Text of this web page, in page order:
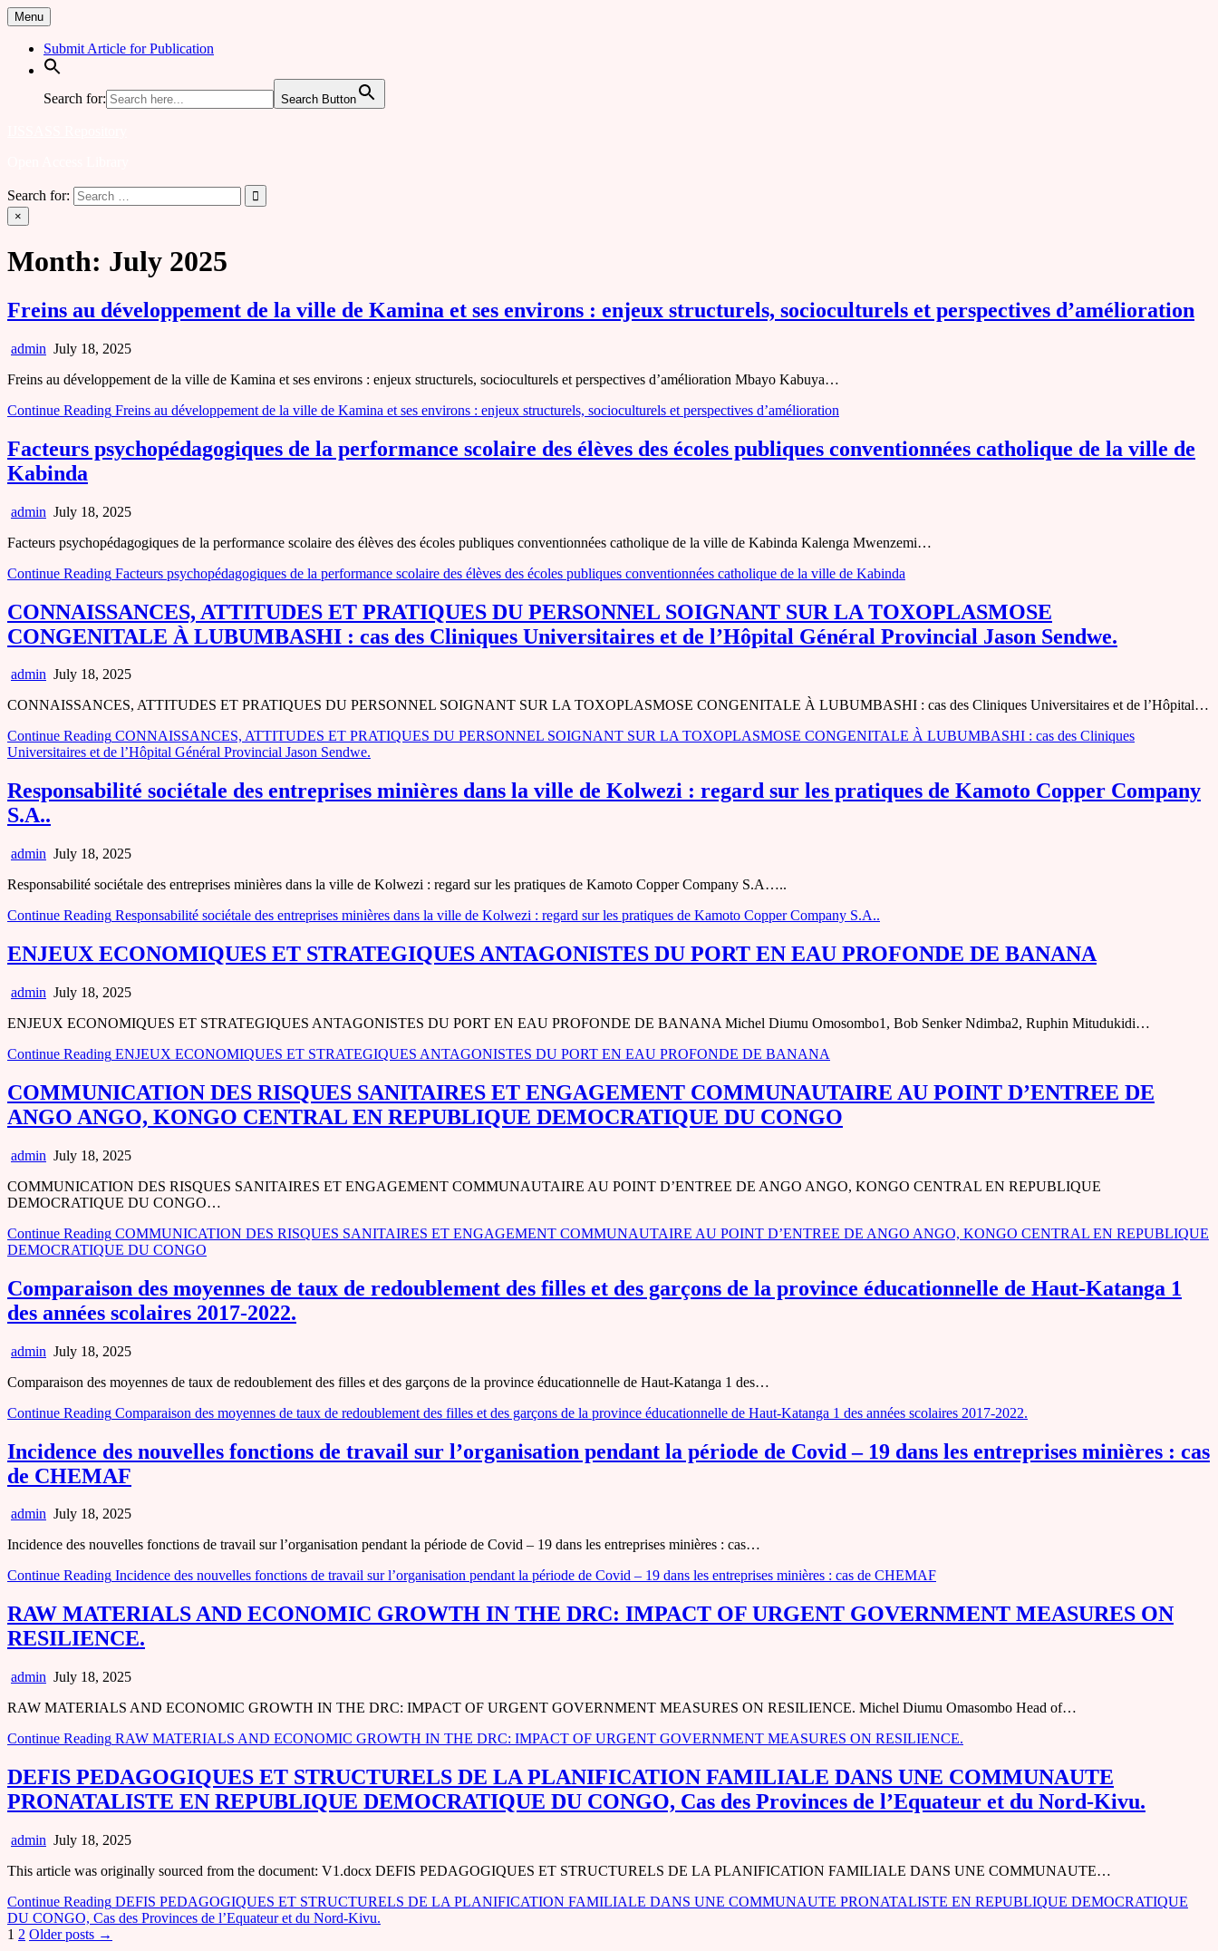
Skip
to
content
Menu
Submit Article for Publication
Search for: Search Button
Search for:
×
Month: July 2025
Freins au développement de la ville de Kamina et ses environs : enjeux structurels, socioculturels et perspectives d’amélioration
admin July 18, 2025
Freins au développement de la ville de Kamina et ses environs : enjeux structurels, socioculturels et perspectives d’amélioration Mbayo Kabuya…
Continue Reading Freins au développement de la ville de Kamina et ses environs : enjeux structurels, socioculturels et perspectives d’amélioration
Facteurs psychopédagogiques de la performance scolaire des élèves des écoles publiques conventionnées catholique de la ville de
Kabinda
admin July 18, 2025
Facteurs psychopédagogiques de la performance scolaire des élèves des écoles publiques conventionnées catholique de la ville de Kabinda Kalenga Mwenzemi…
Continue Reading Facteurs psychopédagogiques de la performance scolaire des élèves des écoles publiques conventionnées catholique de la ville de Kabinda
CONNAISSANCES, ATTITUDES ET PRATIQUES DU PERSONNEL SOIGNANT SUR LA TOXOPLASMOSE
CONGENITALE À LUBUMBASHI : cas des Cliniques Universitaires et de l’Hôpital Général Provincial Jason Sendwe.
admin July 18, 2025
CONNAISSANCES, ATTITUDES ET PRATIQUES DU PERSONNEL SOIGNANT SUR LA TOXOPLASMOSE CONGENITALE À LUBUMBASHI : cas des Cliniques Universitaires et de l’Hôpital…
Continue Reading CONNAISSANCES, ATTITUDES ET PRATIQUES DU PERSONNEL SOIGNANT SUR LA TOXOPLASMOSE CONGENITALE À LUBUMBASHI : cas des Cliniques
Universitaires et de l’Hôpital Général Provincial Jason Sendwe.
Responsabilité sociétale des entreprises minières dans la ville de Kolwezi : regard sur les pratiques de Kamoto Copper Company
S.A..
admin July 18, 2025
Responsabilité sociétale des entreprises minières dans la ville de Kolwezi : regard sur les pratiques de Kamoto Copper Company S.A…..
Continue Reading Responsabilité sociétale des entreprises minières dans la ville de Kolwezi : regard sur les pratiques de Kamoto Copper Company S.A..
ENJEUX ECONOMIQUES ET STRATEGIQUES ANTAGONISTES DU PORT EN EAU PROFONDE DE BANANA
admin July 18, 2025
ENJEUX ECONOMIQUES ET STRATEGIQUES ANTAGONISTES DU PORT EN EAU PROFONDE DE BANANA Michel Diumu Omosombo1, Bob Senker Ndimba2, Ruphin Mitudukidi…
Continue Reading ENJEUX ECONOMIQUES ET STRATEGIQUES ANTAGONISTES DU PORT EN EAU PROFONDE DE BANANA
COMMUNICATION DES RISQUES SANITAIRES ET ENGAGEMENT COMMUNAUTAIRE AU POINT D’ENTREE DE
ANGO ANGO, KONGO CENTRAL EN REPUBLIQUE DEMOCRATIQUE DU CONGO
admin July 18, 2025
COMMUNICATION DES RISQUES SANITAIRES ET ENGAGEMENT COMMUNAUTAIRE AU POINT D’ENTREE DE ANGO ANGO, KONGO CENTRAL EN REPUBLIQUE
DEMOCRATIQUE DU CONGO…
Continue Reading COMMUNICATION DES RISQUES SANITAIRES ET ENGAGEMENT COMMUNAUTAIRE AU POINT D’ENTREE DE ANGO ANGO, KONGO CENTRAL EN REPUBLIQUE
DEMOCRATIQUE DU CONGO
Comparaison des moyennes de taux de redoublement des filles et des garçons de la province éducationnelle de Haut-Katanga 1
des années scolaires 2017-2022.
admin July 18, 2025
Comparaison des moyennes de taux de redoublement des filles et des garçons de la province éducationnelle de Haut-Katanga 1 des…
Continue Reading Comparaison des moyennes de taux de redoublement des filles et des garçons de la province éducationnelle de Haut-Katanga 1 des années scolaires 2017-2022.
Incidence des nouvelles fonctions de travail sur l’organisation pendant la période de Covid – 19 dans les entreprises minières : cas
de CHEMAF
admin July 18, 2025
Incidence des nouvelles fonctions de travail sur l’organisation pendant la période de Covid – 19 dans les entreprises minières : cas…
Continue Reading Incidence des nouvelles fonctions de travail sur l’organisation pendant la période de Covid – 19 dans les entreprises minières : cas de CHEMAF
RAW MATERIALS AND ECONOMIC GROWTH IN THE DRC: IMPACT OF URGENT GOVERNMENT MEASURES ON
RESILIENCE.
admin July 18, 2025
RAW MATERIALS AND ECONOMIC GROWTH IN THE DRC: IMPACT OF URGENT GOVERNMENT MEASURES ON RESILIENCE. Michel Diumu Omasombo Head of…
Continue Reading RAW MATERIALS AND ECONOMIC GROWTH IN THE DRC: IMPACT OF URGENT GOVERNMENT MEASURES ON RESILIENCE.
DEFIS PEDAGOGIQUES ET STRUCTURELS DE LA PLANIFICATION FAMILIALE DANS UNE COMMUNAUTE
PRONATALISTE EN REPUBLIQUE DEMOCRATIQUE DU CONGO, Cas des Provinces de l’Equateur et du Nord-Kivu.
admin July 18, 2025
This article was originally sourced from the document: V1.docx DEFIS PEDAGOGIQUES ET STRUCTURELS DE LA PLANIFICATION FAMILIALE DANS UNE COMMUNAUTE…
Continue Reading DEFIS PEDAGOGIQUES ET STRUCTURELS DE LA PLANIFICATION FAMILIALE DANS UNE COMMUNAUTE PRONATALISTE EN REPUBLIQUE DEMOCRATIQUE
DU CONGO, Cas des Provinces de l’Equateur et du Nord-Kivu.
Posts
1 2 Older posts →